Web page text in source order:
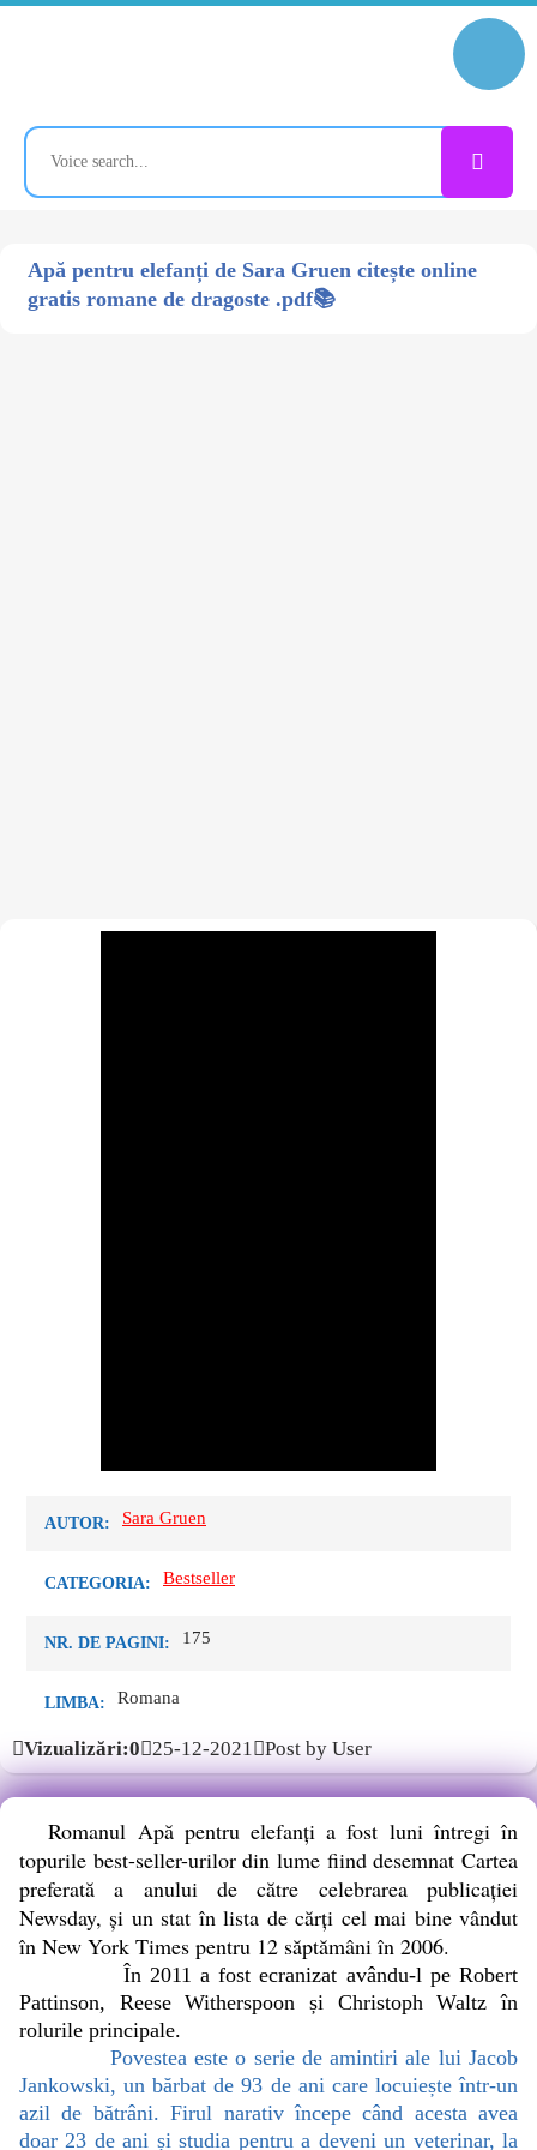
Apă pentru elefanți de Sara Gruen citește online
gratis romane de dragoste .pdf📚
AUTOR: Sara Gruen
CATEGORIA: Bestseller
NR. DE PAGINI: 175
LIMBA: Romana
Vizualizări:0 25-12-2021 Post by User
Romanul Apă pentru elefanți a fost luni întregi în
topurile best-seller-urilor din lume fiind desemnat Cartea
preferată a anului de către celebrarea publicației
Newsday, și un stat în lista de cărți cel mai bine vândut
în New York Times pentru 12 săptămâni în 2006.
În 2011 a fost ecranizat avându-l pe Robert
Pattinson, Reese Witherspoon și Christoph Waltz în
rolurile principale.
Povestea este o serie de amintiri ale lui Jacob
Jankowski, un bărbat de 93 de ani care locuiește într-un
azil de bătrâni. Firul narativ începe când acesta avea
doar 23 de ani și studia pentru a deveni un veterinar, la